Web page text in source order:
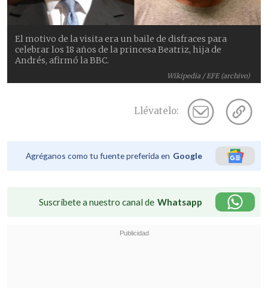
Wikipedia / EFE (archivo)
El motivo de la visita era un baile de disfraces para
celebrar los 18 años de la princesa Beatriz, hija de
Andrés, afirmó la BBC.
Llévatelo:
Agréganos como tu fuente preferida en Google
Suscríbete a nuestro canal de Whatsapp